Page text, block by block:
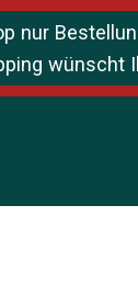
nur
wünscht